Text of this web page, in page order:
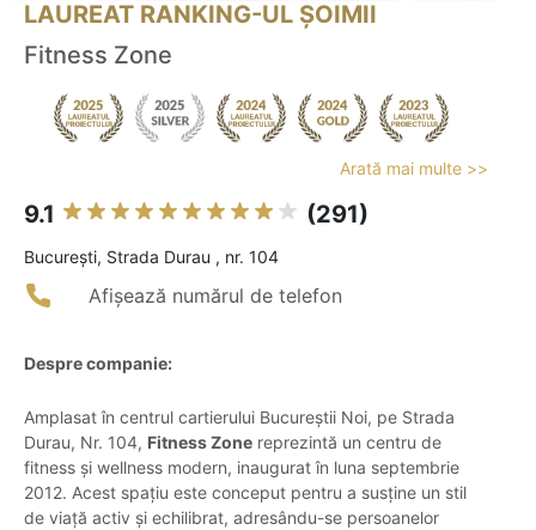
LAUREAT RANKING-UL ȘOIMII
Fitness Zone
Arată mai multe >>
9.1 (291)
Bucureşti, Strada Durau , nr. 104
Afișează numărul de telefon
Despre companie:
Amplasat în centrul cartierului Bucureștii Noi, pe Strada
Durau, Nr. 104, Fitness Zone reprezintă un centru de
fitness și wellness modern, inaugurat în luna septembrie
2012. Acest spațiu este conceput pentru a susține un stil
de viață activ și echilibrat, adresându-se persoanelor